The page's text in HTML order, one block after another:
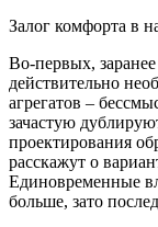
Залог комфорта в
Во-первых,
действительно
агрегатов –
зачастую
проектирования
расскажут о
Единовременные
больше, зато